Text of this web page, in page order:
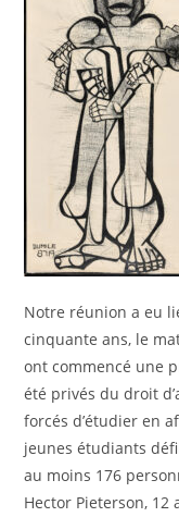
Notre réunion a eu
cinquante ans, le
ont commencé une
été privés du droit
forcés d’étudier en
jeunes étudiants
au moins 176
Hector Pieterson, 12